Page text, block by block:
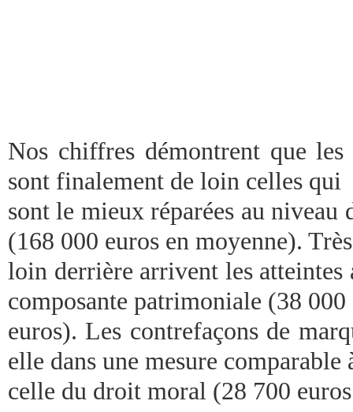
Nos chiffres démontrent que les
sont finalement de loin celles qui
sont le mieux réparées au niveau
(168 000 euros en moyenne). Très
loin derrière arrivent les atteintes
composante patrimoniale (38 000
euros). Les contrefaçons de
elle dans une mesure comparable
celle du droit moral (28 700